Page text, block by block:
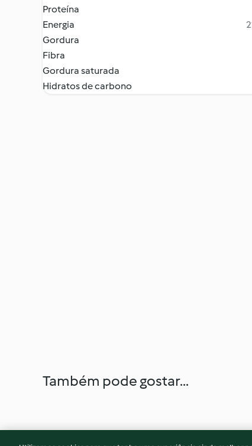
Proteína
Energia
Gordura
Fibra
Gordura saturada
Hidratos de carbono
Também pode gostar...